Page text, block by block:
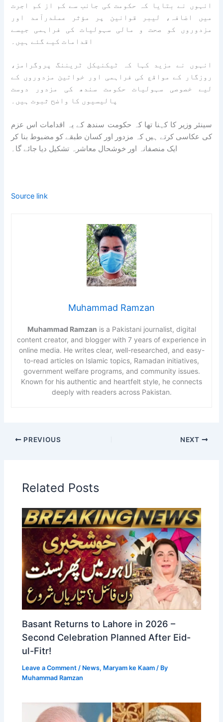
انہوں نے بتایا کہ حکومت کی جانب سے کم از کم اجرت
میں اضافہ، لیبر قوانین پر مؤثر عملدرآمد اور
مزدوروں کو صحت و مالی سہولیات کی فراہمی جیسے
اقدامات کیے گئے ہیں۔
انہوں نے مزید کہا کہ ٹیکنیکل ٹریننگ پروگرامز،
روزگار کے مواقع کی فراہمی اور خواتین مزدوروں کے
لیے خصوصی سہولیات حکومت سندھ کی مزدور دوست
پالیسیوں کا واضح ثبوت ہیں۔
سینئر وزیر کا کہنا تھا کہ حکومت سندھ کے یہ اقدامات اس عزم
کی عکاسی کرتے ہیں کہ مزدور اور کسان طبقے کو مضبوط بنا کر
ایک منصفانہ اور خوشحال معاشرہ تشکیل دیا جائے گا۔
Source link
Muhammad Ramzan
Muhammad Ramzan is a Pakistani journalist, digital
content creator, and blogger with 7 years of experience in
online media. He writes clear, well-researched, and easy-
to-read articles on Islamic topics, Ramadan initiatives,
government welfare programs, and community issues.
Known for his authentic and heartfelt style, he connects
deeply with readers across Pakistan.
PREVIOUS NEXT
Related Posts
Basant Returns to Lahore in 2026 –
Second Celebration Planned After Eid-
ul-Fitr!
Leave a Comment / News, Maryam ke Kaam / By
Muhammad Ramzan